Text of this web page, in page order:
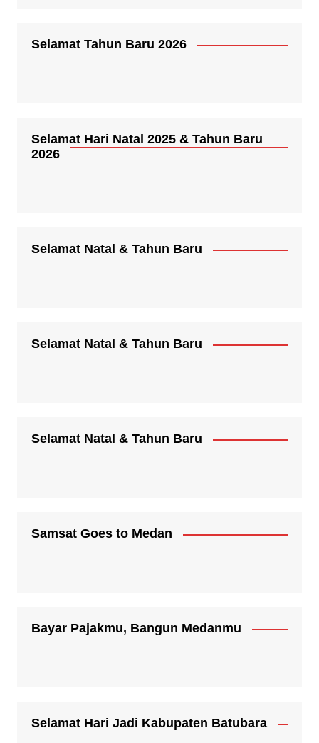
Selamat Tahun Baru 2026
Selamat Hari Natal 2025 & Tahun Baru
2026
Selamat Natal & Tahun Baru
Selamat Natal & Tahun Baru
Selamat Natal & Tahun Baru
Samsat Goes to Medan
Bayar Pajakmu, Bangun Medanmu
Selamat Hari Jadi Kabupaten Batubara